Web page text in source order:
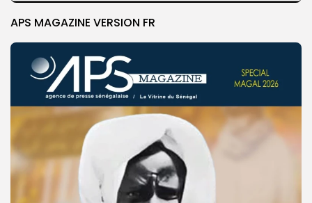
APS MAGAZINE VERSION FR